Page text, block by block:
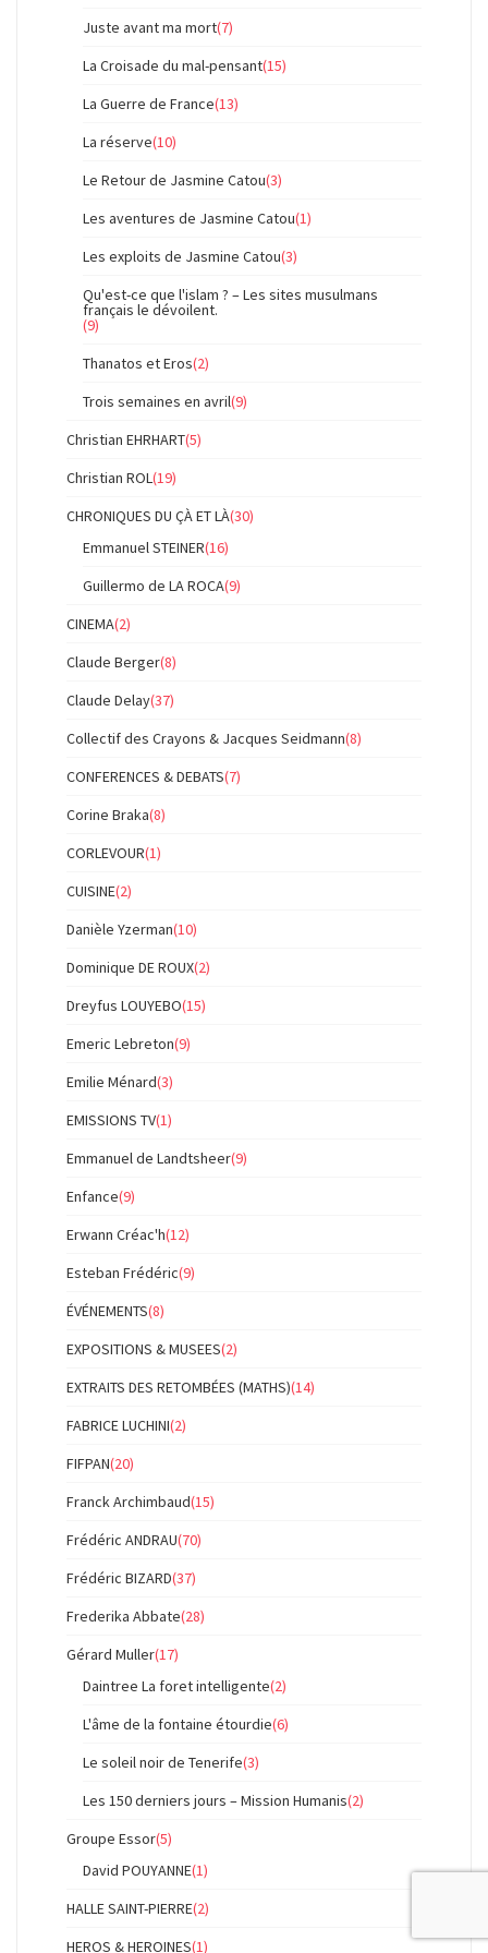
Juste avant ma mort(7)
La Croisade du mal-pensant(15)
La Guerre de France(13)
La réserve(10)
Le Retour de Jasmine Catou(3)
Les aventures de Jasmine Catou(1)
Les exploits de Jasmine Catou(3)
Qu'est-ce que l'islam ? – Les sites musulmans
français le dévoilent.
(9)
Thanatos et Eros(2)
Trois semaines en avril(9)
Christian EHRHART(5)
Christian ROL(19)
CHRONIQUES DU ÇÀ ET LÀ(30)
Emmanuel STEINER(16)
Guillermo de LA ROCA(9)
CINEMA(2)
Claude Berger(8)
Claude Delay(37)
Collectif des Crayons & Jacques Seidmann(8)
CONFERENCES & DEBATS(7)
Corine Braka(8)
CORLEVOUR(1)
CUISINE(2)
Danièle Yzerman(10)
Dominique DE ROUX(2)
Dreyfus LOUYEBO(15)
Emeric Lebreton(9)
Emilie Ménard(3)
EMISSIONS TV(1)
Emmanuel de Landtsheer(9)
Enfance(9)
Erwann Créac'h(12)
Esteban Frédéric(9)
ÉVÉNEMENTS(8)
EXPOSITIONS & MUSEES(2)
EXTRAITS DES RETOMBÉES (MATHS)(14)
FABRICE LUCHINI(2)
FIFPAN(20)
Franck Archimbaud(15)
Frédéric ANDRAU(70)
Frédéric BIZARD(37)
Frederika Abbate(28)
Gérard Muller(17)
Daintree La foret intelligente(2)
L'âme de la fontaine étourdie(6)
Le soleil noir de Tenerife(3)
Les 150 derniers jours – Mission Humanis(2)
Groupe Essor(5)
David POUYANNE(1)
HALLE SAINT-PIERRE(2)
HEROS & HEROINES(1)